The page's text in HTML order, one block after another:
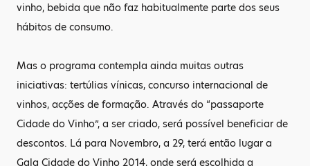
vinho, bebida que não faz habitualmente parte dos seus
hábitos de consumo.
Mas o programa contempla ainda muitas outras
iniciativas: tertúlias vínicas, concurso internacional de
vinhos, acções de formação. Através do “passaporte
Cidade do Vinho”, a ser criado, será possível beneficiar de
descontos. Lá para Novembro, a 29, terá então lugar a
Gala Cidade do Vinho 2014, onde será escolhida a